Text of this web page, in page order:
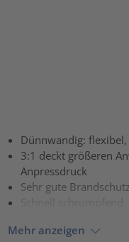
Dünnwandig:
3:1 deckt größeren
Anpressdruck
Sehr gute
Schnell schrumpfend
Mehr anzeigen